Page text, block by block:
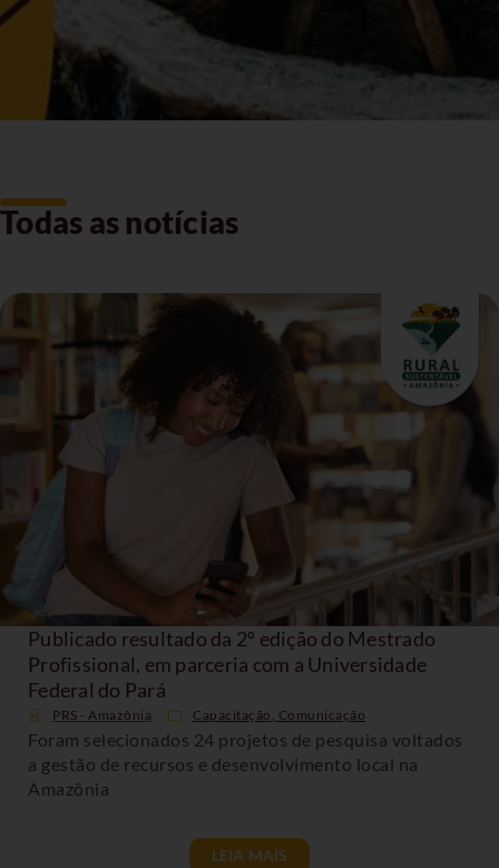
Todas as notícias
Publicado resultado da 2º edição do Mestrado
Profissional, em parceria com a Universidade
Federal do Pará
PRS - Amazônia Capacitação Comunicação
Foram selecionados 24 projetos de pesquisa voltados
a gestão de recursos e desenvolvimento local na
Amazônia
LEIA MAIS